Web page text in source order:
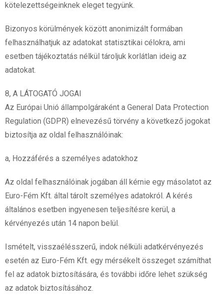
kötelezettségeinknek eleget tegyünk.
Bizonyos körülmények között anonimizált formában
felhasználhatjuk az adatokat statisztikai célokra, ami
esetben tájékoztatás nélkül tároljuk korlátlan ideig az
adatokat.
8, A LÁTOGATÓ JOGAI
Az Európai Unió állampolgáraként a General Data Protection
Regulation (GDPR) elnevezésű törvény a következő jogokat
biztosítja az oldal felhasználóinak:
a, Hozzáférés a személyes adatokhoz
Az oldal felhasználóinak jogában áll kérnie egy másolatot az
Euro-Fém Kft. által tárolt személyes adatokról. A kérés
általános esetben ingyenesen teljesítésre kerül, a
kérvényezés után 14 napon belül.
Ismételt, visszaélésszerű, indok nélküli adatkérvényezés
esetén az Euro-Fém Kft. egy mérsékelt összeget számíthat
fel az adatok biztosítására, és további időre lehet szükség
az adatok biztosításához.